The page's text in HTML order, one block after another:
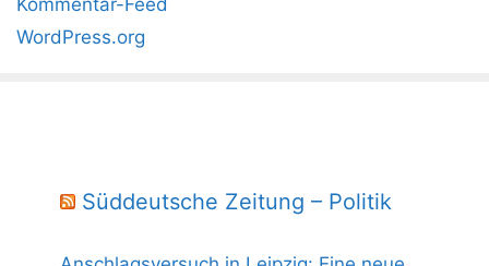
Kommentar-Feed
WordPress.org
Süddeutsche Zeitung – Politik